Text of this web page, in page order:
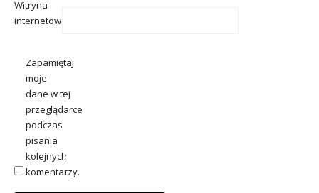
Witryna
internetowa
Zapamiętaj
moje
dane w tej
przeglądarce
podczas
pisania
kolejnych
komentarzy.